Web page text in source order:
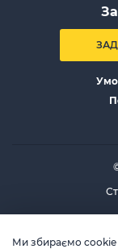
Ми збираємо cookie